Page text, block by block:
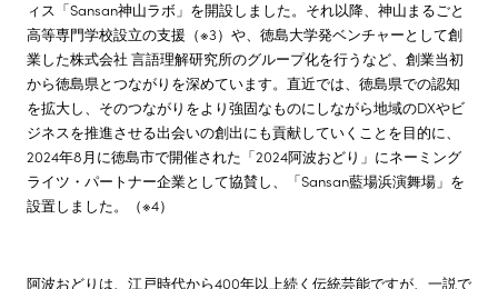
ィス「Sansan神山ラボ」を開設しました。それ以降、神山まるごと
高等専門学校設立の支援（※3）や、徳島大学発ベンチャーとして創
業した株式会社 言語理解研究所のグループ化を行うなど、創業当初
から徳島県とつながりを深めています。直近では、徳島県での認知
を拡大し、そのつながりをより強固なものにしながら地域のDXやビ
ジネスを推進させる出会いの創出にも貢献していくことを目的に、
2024年8月に徳島市で開催された「2024阿波おどり」にネーミング
ライツ・パートナー企業として協賛し、「Sansan藍場浜演舞場」を
設置しました。（※4）
阿波おどりは、江戸時代から400年以上続く伝統芸能ですが、一説で